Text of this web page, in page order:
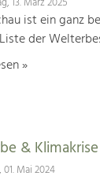
ist ein ganz
der
»
& Klimakrise
Mai 2024